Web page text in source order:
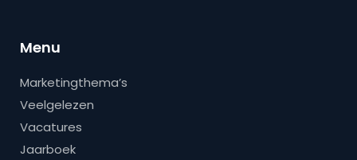
Menu
Marketingthema’s
Veelgelezen
Vacatures
Jaarboek